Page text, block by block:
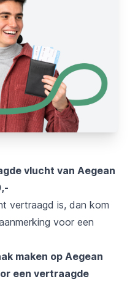
vlucht van Aegean
vertraagd is, dan kom
voor een
maken op Aegean
een vertraagde